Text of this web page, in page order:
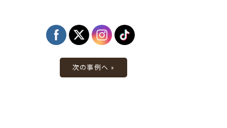
次の事例へ »